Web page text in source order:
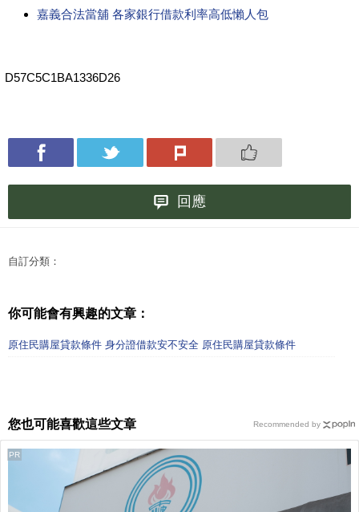
嘉義合法當舖 各家銀行借款利率高低懶人包
D57C5C1BA1336D26
回應
自訂分類：
你可能會有興趣的文章：
原住民購屋貸款條件 身分證借款安不安全 原住民購屋貸款條件
您也可能喜歡這些文章
PR
Recommended by